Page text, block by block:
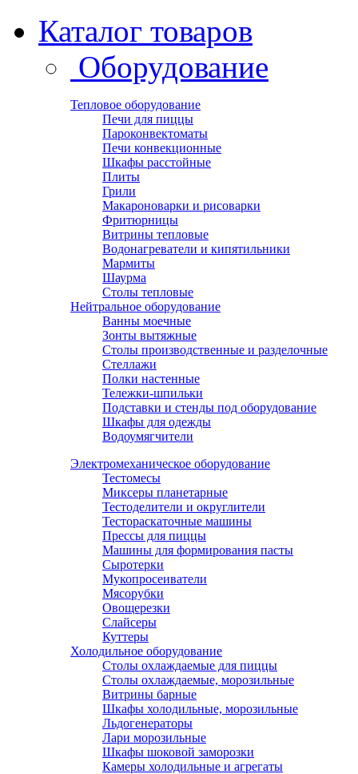
Каталог товаров
Оборудование
Тепловое оборудование
Печи для пиццы
Пароконвектоматы
Печи конвекционные
Шкафы расстойные
Плиты
Грили
Макароноварки и рисоварки
Фритюрницы
Витрины тепловые
Водонагреватели и кипятильники
Мармиты
Шаурма
Столы тепловые
Нейтральное оборудование
Ванны моечные
Зонты вытяжные
Столы производственные и разделочные
Стеллажи
Полки настенные
Тележки-шпильки
Подставки и стенды под оборудование
Шкафы для одежды
Водоумягчители
Электромеханическое оборудование
Тестомесы
Миксеры планетарные
Тестоделители и округлители
Тестораскаточные машины
Прессы для пиццы
Машины для формирования пасты
Сыротерки
Мукопросеиватели
Мясорубки
Овощерезки
Слайсеры
Куттеры
Холодильное оборудование
Столы охлаждаемые для пиццы
Столы охлаждаемые, морозильные
Витрины барные
Шкафы холодильные, морозильные
Льдогенераторы
Лари морозильные
Шкафы шоковой заморозки
Камеры холодильные и агрегаты